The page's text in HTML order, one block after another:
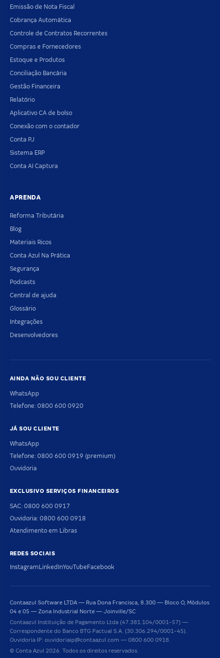
Emissão de Nota Fiscal
Cobrança Automática
Controle de Contratos Recorrentes
Compras e Fornecedores
Estoque e Produtos
Conciliação Bancária
Gestão Financeira
Relatório
Aplicativo CA de bolso
Conexão com o contador
Conta PJ
Sistema ERP
Conta AI Captura
APRENDA
Reforma Tributária
Blog
Materiais Ricos
Conta Azul Na Prática
Segurança
Podcasts
Central de ajuda
Glossário
Integrações
Desenvolvedores
AINDA NÃO SOU CLIENTE
WhatsApp
Telefone: 0800 600 0920
JÁ SOU CLIENTE
WhatsApp
Telefone: 0800 600 0919 (premium)
Ouvidoria
EXCLUSIVO SERVIÇOS FINANCEIROS
SAC: 0800 600 0917
Ouvidoria: 0800 600 0918
Atendimento em Libras
REDES SOCIAIS
Instagram LinkedInYouTube Facebook
Contaazul Software LTDA — Rua Dona Francisca, 8.300 — Bloco O, Módulos
04 e 05 — Zona Industrial Norte — Joinville/SC
Contaazul Instituição de Pagamento Ltda (47.381.104/0001-57) —
Correspondente do Banco BTG Pactual S.A. (30.306.294/0001-45).
Ouvidoria IP: ouvidoriaip@contaazul.com — 0800 600 0918.
© Conta Azul 2026. Todos os direitos reservados.